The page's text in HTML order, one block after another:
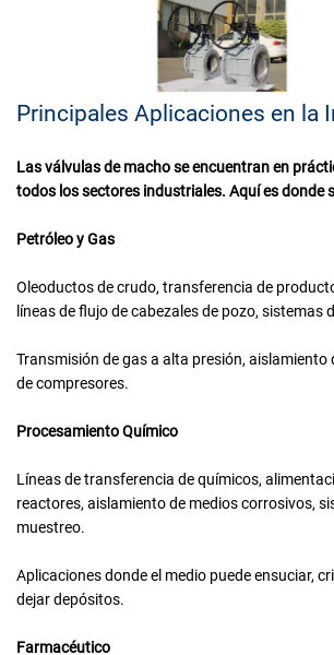
Principales Aplicaciones en la
Las válvulas de macho se encuentran en
todos los sectores industriales. Aquí es donde
Petróleo y Gas
Oleoductos de crudo, transferencia de
líneas de flujo de cabezales de pozo, sistemas
Transmisión de gas a alta presión, aislamiento
de compresores.
Procesamiento Químico
Líneas de transferencia de químicos,
reactores, aislamiento de medios corrosivos,
muestreo.
Aplicaciones donde el medio puede ensuciar,
dejar depósitos.
Farmacéutico